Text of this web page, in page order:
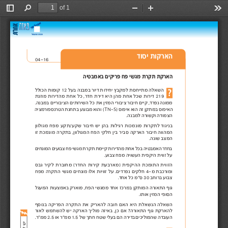
Toggle
Sidebar
Find
of 1
Zoom
Out
In
04-16 הארקות יסוד
הארקת תקרת מגשי פח פריקים באמבטיה
השאלה מתייחסת למקבץ בעל במבנה דיורת יחידו 12 קומות הכולל
219
אחת כל חדר, דירת היא מהן אחת שכל דירות
מוזנתת מהדירו
כל את המזין ציבורי חיבור קיים נפרד,ממונה
השירותים הציבוריים
האיפוס במתקן זה הוא איפוס )
S
-
TN( והוא מבוצע בתחנת הטרנספורמציה
הצמודה וקשורה למבנה.
בניגוד
לתקרות מונמכות חיבור יש בהן רגילות שקע/תקע מפח מגולוון
המהווה
חיבור הארקה הפח חלקי בין סביר בתקרה
זו מונמכת
המצב שונה.
בחדר
האמבטיה צבועים פח מגשית תקר קיימתת מהדירו אחת בכל
המונחים
על זווית היקפית העשויה מפח צבוע.
הזווית
התומכת ההיקפית )מארבעת קירות מחוברת
גבס לקיר
ומורכבת
מונחים אלו זוויות על נפרדים. מגשי התקרה מפח
צבוע ברוחב 30 ס"מ כל אחד.
התאורהגוף
המותקן ממגשי אחד במרכז הפח, מוארק באמצעות המעגל
הסופי המזין אותו.
השאלה
הנשאלת חובה האם היא התקרה את להאריק הפריקה בנוסף
התאורה? מוליך באיזה כן, אם להשתמשש י הארקה
לאור
העובדה שהמוליכים
בדירה הם בעלי שטח חתך של 1.5 ממ"ר או 2.5 ממ"ר.